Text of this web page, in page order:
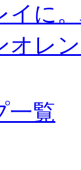
イに
オレ
一覧